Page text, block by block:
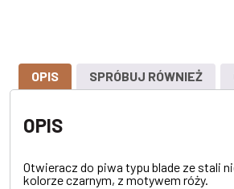
OPIS SPRÓBUJ RÓWNIEŻ
OPIS
Otwieracz do piwa typu blade ze stali
kolorze czarnym, z motywem róży.